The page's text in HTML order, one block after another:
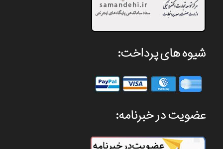
شیوه های پرداخت:
عضویت در خبرنامه: